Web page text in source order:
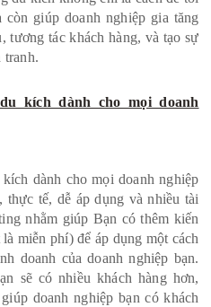
giúp doanh nghiệp gia tăng
tương tác khách hàng, và tạo sự
tranh.
kích dành cho mọi doanh
dành cho mọi doanh nghiệp
tế, dễ áp dụng và nhiều tài
nhằm giúp Bạn có thêm kiến
miễn phí) để áp dụng một cách
doanh của doanh nghiệp bạn.
sẽ có nhiều khách hàng hơn,
doanh nghiệp bạn có khách